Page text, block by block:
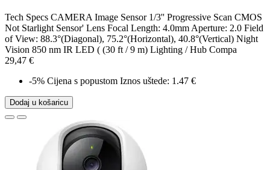
Tech Specs CAMERA Image Sensor 1/3'' Progressive Scan CMOS
Not Starlight Sensor' Lens Focal Length: 4.0mm Aperture: 2.0 Field
of View: 88.3°(Diagonal), 75.2°(Horizontal), 40.8°(Vertical) Night
Vision 850 nm IR LED ( (30 ft / 9 m) Lighting / Hub Compa
29,47 €
-5% Cijena s popustom Iznos uštede: 1.47 €
Dodaj u košaricu